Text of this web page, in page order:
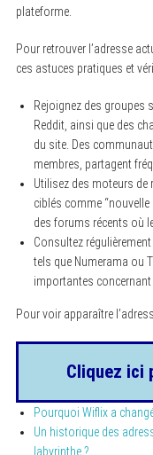
plateforme.
Pour retrouver l’adresse
ces astuces pratiques et
Rejoignez des groupes
Reddit, ainsi que des
du site. Des
membres, partagent
Utilisez des moteurs de
ciblés comme
des forums récents où
Consultez
tels que Numerama ou
importantes concernant
Pour voir apparaître
Cliquez ici
Pourquoi Wiflix a
Un historique des
labyrinthe ?